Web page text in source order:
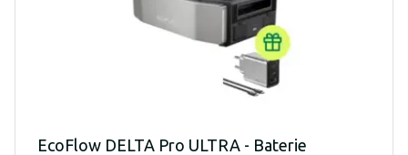
EcoFlow DELTA Pro ULTRA - Baterie